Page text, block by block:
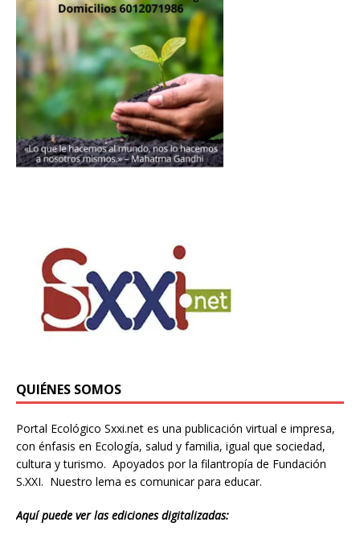
QUIÉNES SOMOS
Portal Ecológico Sxxi.net es una publicación virtual e impresa,
con énfasis en Ecología, salud y familia, igual que sociedad,
cultura y turismo. Apoyados por la filantropía de Fundación
S.XXI. Nuestro lema es comunicar para educar.
Aquí puede ver las ediciones digitalizadas:
Introduce la cantidad (USD):
$1.00